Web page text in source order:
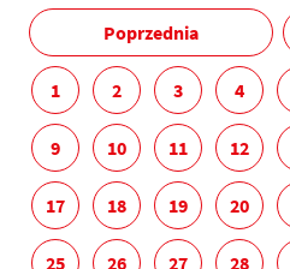
Poprzednia
1 2 3 4
9 10 11 12
17 18 19 20
25 26 27 28